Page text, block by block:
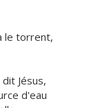
le torrent,
Jésus,
d'eau